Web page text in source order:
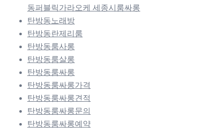
동퍼블릭가라오케 세종시룸싸롱
탄방동노래방
탄방동란제리룸
탄방동룸사롱
탄방동룸살롱
탄방동룸싸롱
탄방동룸싸롱가격
탄방동룸싸롱견적
탄방동룸싸롱문의
탄방동룸싸롱예약